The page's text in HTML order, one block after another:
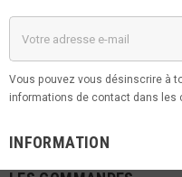
Vous pouvez vous désinscrire à
informations de contact dans
INFORMATION